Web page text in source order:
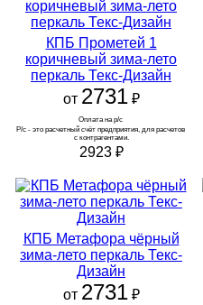
КПБ Прометей 1
коричневый зима-лето
перкаль Текс-Дизайн
от 2731₽
Оплата на р/с
Р/с - это расчетный счёт предприятия, для расчетов
с контрагентами.
2923₽
КПБ Метафора чёрный
зима-лето перкаль Текс-
Дизайн
от 2731₽